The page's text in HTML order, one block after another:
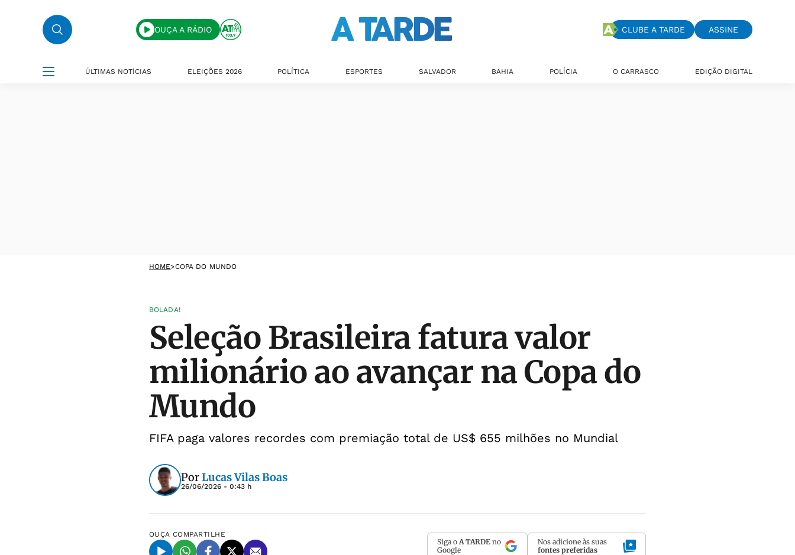
OUÇA A RÁDIO CLUBE A TARDE ASSINE
ÚLTIMAS NOTÍCIAS ELEIÇÕES 2026 POLÍTICA ESPORTES SALVADOR BAHIA POLÍCIA O CARRASCO EDIÇÃO DIGITAL
HOME>COPA DO MUNDO
BOLADA!
Seleção Brasileira fatura valor
milionário ao avançar na Copa do
Mundo
FIFA paga valores recordes com premiação total de US$ 655 milhões no Mundial
PorLucas Vilas Boas
26/06/2026 - 0:43 h
OUÇA COMPARTILHE
Siga o A TARDE no
Google
Nos adicione às suas
fontes preferidas